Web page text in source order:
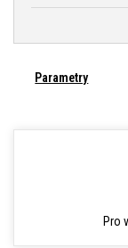
Parametry
Pro